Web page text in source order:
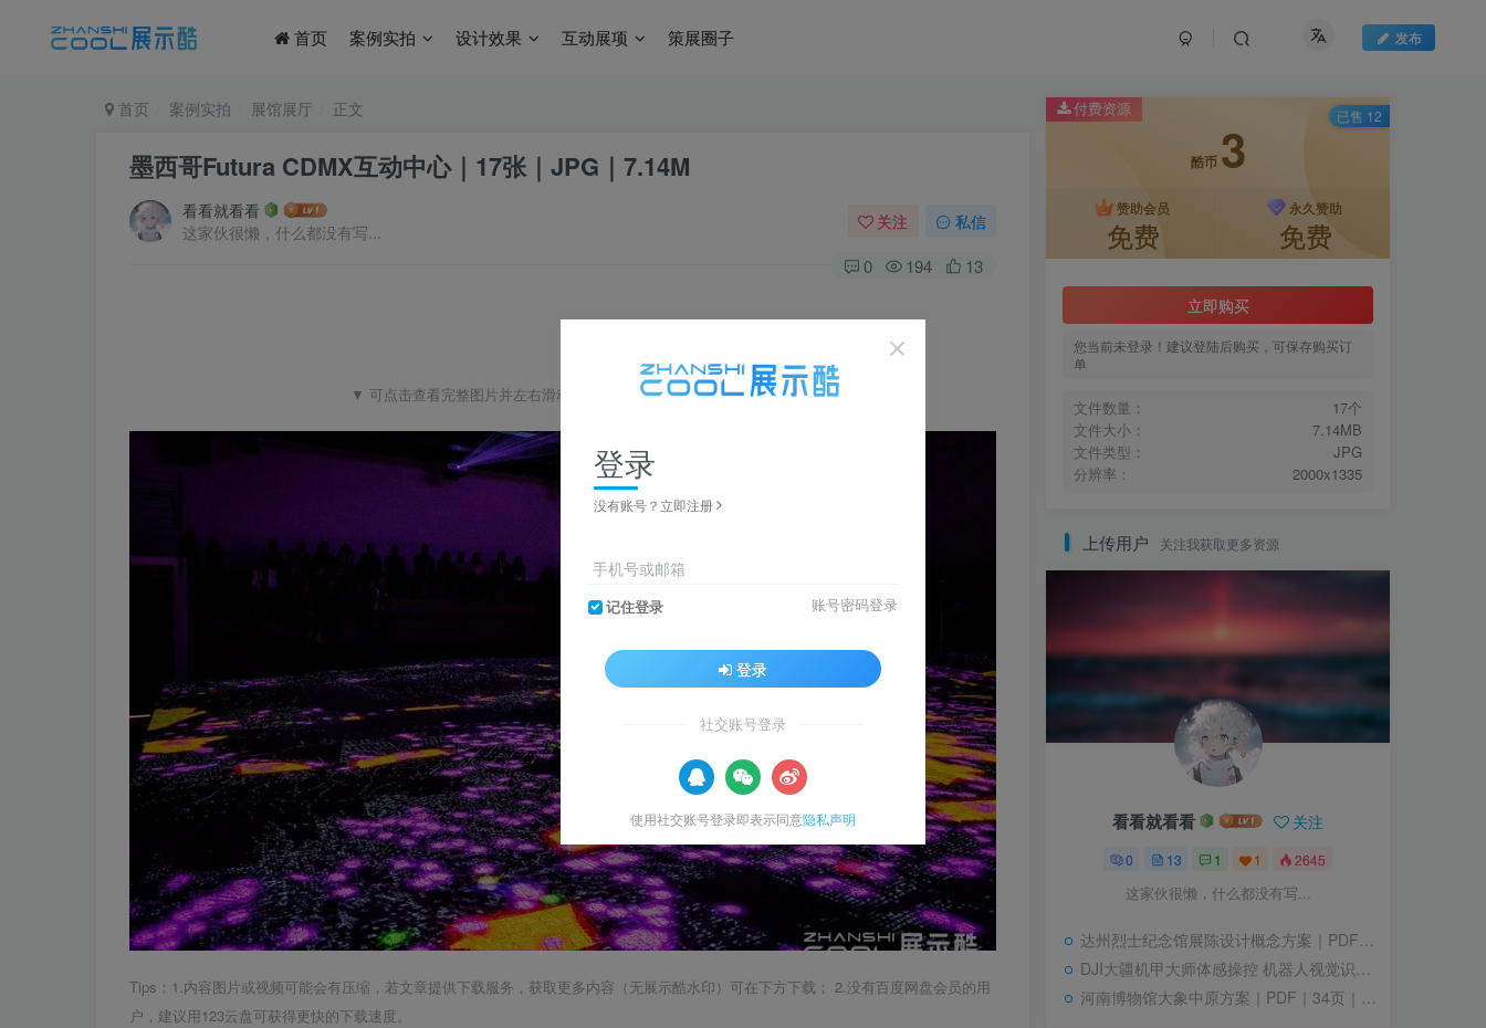
首页 案例实拍 设计效果 互动展项 策展圈子 发布
首页 案例实拍 展馆展厅 正文
墨西哥Futura CDMX互动中心｜17张｜JPG｜7.14M
看看就看看
这家伙很懒，什么都没有写...
关注 私信
0 194 13
▼ 可点击查看完整图片并左右滑动浏览，更多资料在下载区获取 ▼
Tips：1.内容图片或视频可能会有压缩，若文章提供下载服务，获取更多内容（无展示酷水印）可在下方下载； 2.没有百度网盘会员的用
户，建议用123云盘可获得更快的下载速度。
付费资源
酷币 3
赞助会员
免费
永久赞助
免费
立即购买
您当前未登录！建议登陆后购买，可保存购买订
单
文件数量：
17个
文件大小：
7.14MB
文件类型：
JPG
分辨率：
2000x1335
已售 12
上传用户 关注我获取更多资源
看看就看看 关注
0 13 1 1 2645
这家伙很懒，什么都没有写...
达州烈士纪念馆展陈设计概念方案｜PDF｜71页｜86.15M
DJI大疆机甲大师体感操控 机器人视觉识别人体
河南博物馆大象中原方案｜PDF｜34页｜12.94M
登录
没有账号？立即注册
手机号或邮箱
记住登录 账号密码登录
登录
社交账号登录
使用社交账号登录即表示同意隐私声明